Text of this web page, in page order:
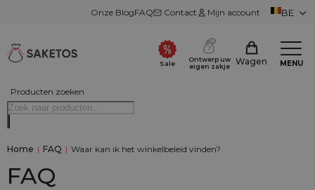
Onze BlogFAQ Contact Mijn account BE
Producten zoeken
Sale
Ontwerp uw
eigen zakje
Wagen MENU
Home | FAQ | Waar kan ik het winkelbeleid vinden?
FAQ